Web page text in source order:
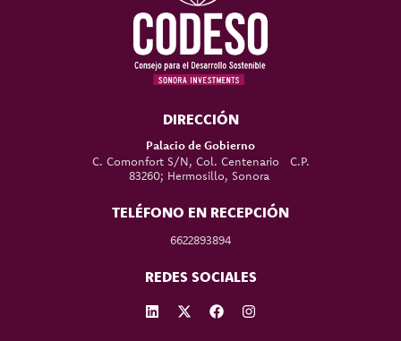
DIRECCIÓN
Palacio de Gobierno
C. Comonfort S/N, Col. Centenario C.P.
83260; Hermosillo, Sonora
TELÉFONO EN RECEPCIÓN
6622893894
REDES SOCIALES